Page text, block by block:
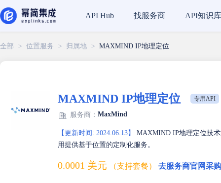
API Hub 找服务商 API知识库
全部 > 位置服务 > 归属地 > MAXMIND IP地理定位
MAXMIND IP地理定位 专用API
服务商： MaxMind
【更新时间: 2024.06.13】
MAXMIND IP地理定位技
用提供基于位置的定制化服务。
0.0001 美元 （支持套餐） 去服务商官网采